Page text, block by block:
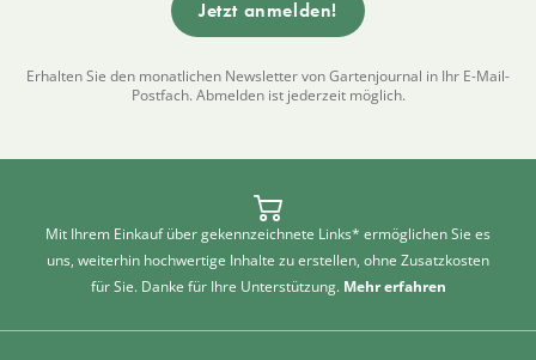
Erhalten Sie den monatlichen Newsletter von Gartenjournal in Ihr E-Mail-
Postfach. Abmelden ist jederzeit möglich.
Mit Ihrem Einkauf über gekennzeichnete Links* ermöglichen Sie es
uns, weiterhin hochwertige Inhalte zu erstellen, ohne Zusatzkosten
für Sie. Danke für Ihre Unterstützung. Mehr erfahren